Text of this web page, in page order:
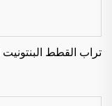
تراب القطط